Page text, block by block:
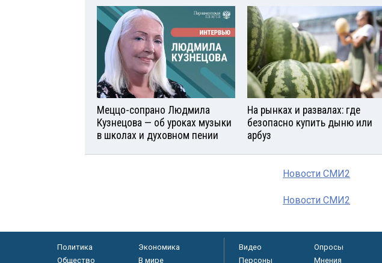
Меццо-сопрано Людмила
Кузнецова — об уроках музыки
в школах и духовном пении
На рынках и развалах: где
безопасно купить дыню или
арбуз
Новости СМИ2
Новости СМИ2
Политика
Экономика
Общество
В мире
Видео Опросы
Персоны
Мнения